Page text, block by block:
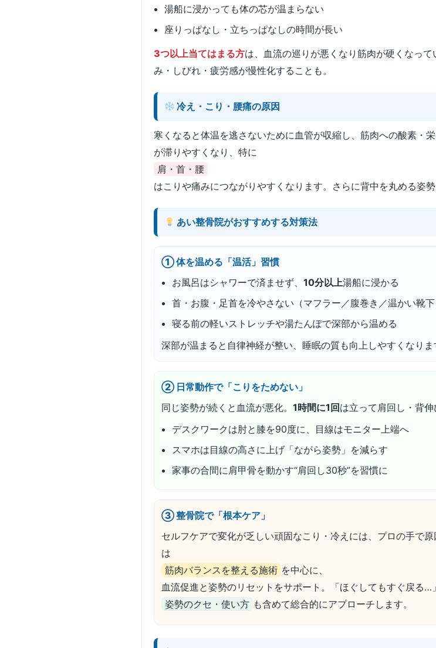
湯船に浸かっても体の芯が温まらない
座りっぱなし・立ちっぱなしの時間が長い
3つ以上当てはまる方は、血流の巡りが悪くなり筋肉が硬くなっ
み・しびれ・疲労感が慢性化することも。
冷え・こり・腰痛の原因
寒くなると体温を逃さないために血管が収縮し、筋肉への酸素・
が滞りやすくなり、特に
肩・首・腰
はこりや痛みにつながりやすくなります。さらに背中を丸める姿
あい整骨院がおすすめする対策法
① 体を温める「温活」習慣
お風呂はシャワーで済ませず、 10分以上湯船に浸かる
首・お腹・足首を冷やさない（マフラー／腹巻き／温かい靴下
寝る前の軽いストレッチや湯たんぽで深部から温める
深部が温まると自律神経が整い、睡眠の質も向上しやすくなりま
② 日常動作で「こりをためない」
同じ姿勢が続くと血流が悪化。 1時間に1回 は立って肩回し・背伸
デスクワークは肘と膝を90度に、目線はモニター上端へ
スマホは目線の高さに上げ「ながら姿勢」を減らす
家事の合間に肩甲骨を動かす“肩回し30秒”を習慣に
③ 整骨院で「根本ケア」
セルフケアで変化が乏しい頑固なこり・冷えには、プロの手で
は
筋肉バランスを整える施術 を中心に、
血流促進と姿勢のリセットをサポート。「ほぐしてもすぐ戻る…
姿勢のクセ・使い方 も含めて総合的にアプローチします。